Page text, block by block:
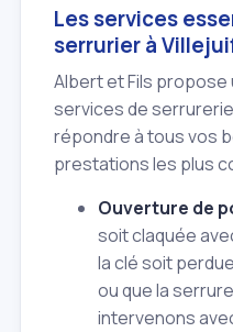
Les services
serrurier à
Albert et Fils
services de
répondre à tous vos
prestations les plus
Ouverture de
soit claquée
la clé soit
ou que la
intervenons